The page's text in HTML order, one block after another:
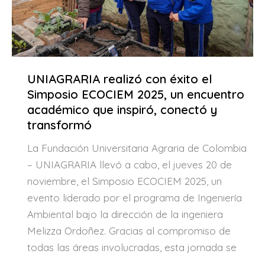
UNIAGRARIA realizó con éxito el
Simposio ECOCIEM 2025, un encuentro
académico que inspiró, conectó y
transformó
La Fundación Universitaria Agraria de Colombia
– UNIAGRARIA llevó a cabo, el jueves 20 de
noviembre, el Simposio ECOCIEM 2025, un
evento liderado por el programa de Ingeniería
Ambiental bajo la dirección de la ingeniera
Melizza Ordoñez. Gracias al compromiso de
todas las áreas involucradas, esta jornada se